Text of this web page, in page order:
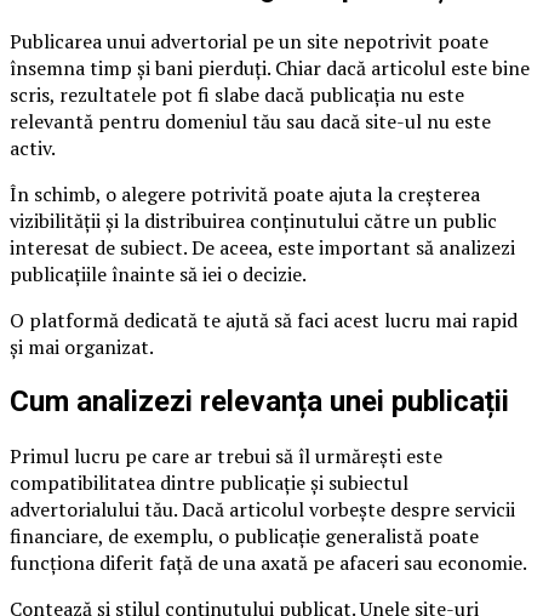
Publicarea unui advertorial pe un site nepotrivit poate
însemna timp și bani pierduți. Chiar dacă articolul este bine
scris, rezultatele pot fi slabe dacă publicația nu este
relevantă pentru domeniul tău sau dacă site-ul nu este
activ.
În schimb, o alegere potrivită poate ajuta la creșterea
vizibilității și la distribuirea conținutului către un public
interesat de subiect. De aceea, este important să analizezi
publicațiile înainte să iei o decizie.
O platformă dedicată te ajută să faci acest lucru mai rapid
și mai organizat.
Cum analizezi relevanța unei publicații
Primul lucru pe care ar trebui să îl urmărești este
compatibilitatea dintre publicație și subiectul
advertorialului tău. Dacă articolul vorbește despre servicii
financiare, de exemplu, o publicație generalistă poate
funcționa diferit față de una axată pe afaceri sau economie.
Contează și stilul conținutului publicat. Unele site-uri